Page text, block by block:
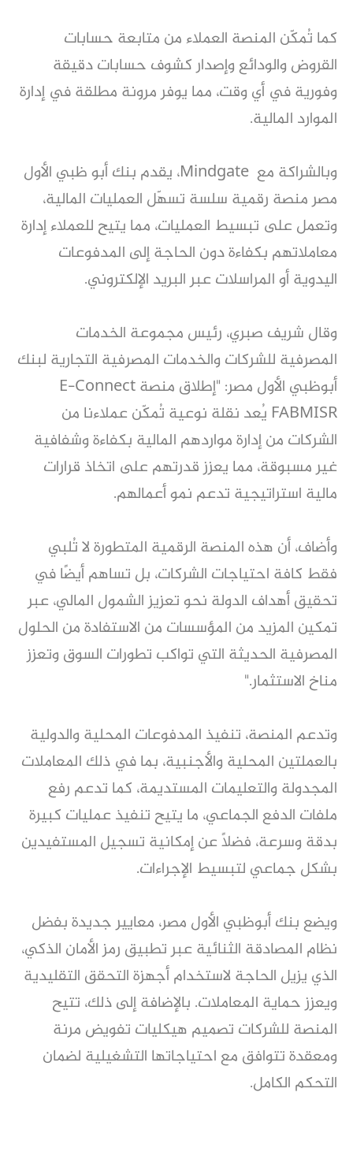
كما تُمكّن المنصة العملاء من متابعة حسابات
القروض والودائع وإصدار كشوف حسابات دقيقة
وفورية في أي وقت، مما يوفر مرونة مطلقة في إدارة
الموارد المالية.
وبالشراكة مع Mindgate، يقدم بنك أبو ظبي الأول
مصر منصة رقمية سلسة تسهّل العمليات المالية،
وتعمل على تبسيط العمليات، مما يتيح للعملاء إدارة
معاملاتهم بكفاءة دون الحاجة إلى المدفوعات
اليدوية أو المراسلات عبر البريد الإلكتروني.
وقال شريف صبري، رئيس مجموعة الخدمات
المصرفية للشركات والخدمات المصرفية التجارية لبنك
أبوظبي الأول مصر: "إطلاق منصة E-Connect
FABMISR يُعد نقلة نوعية تُمكّن عملاءنا من
الشركات من إدارة مواردهم المالية بكفاءة وشفافية
غير مسبوقة، مما يعزز قدرتهم على اتخاذ قرارات
مالية استراتيجية تدعم نمو أعمالهم.
وأضاف، أن هذه المنصة الرقمية المتطورة لا تُلبي
فقط كافة احتياجات الشركات، بل تساهم أيضًا في
تحقيق أهداف الدولة نحو تعزيز الشمول المالي، عبر
تمكين المزيد من المؤسسات من الاستفادة من الحلول
المصرفية الحديثة التي تواكب تطورات السوق وتعزز
مناخ الاستثمار."
وتدعم المنصة، تنفيذ المدفوعات المحلية والدولية
بالعملتين المحلية والأجنبية، بما في ذلك المعاملات
المجدولة والتعليمات المستديمة، كما تدعم رفع
ملفات الدفع الجماعي، ما يتيح تنفيذ عمليات كبيرة
بدقة وسرعة، فضلاً عن إمكانية تسجيل المستفيدين
بشكل جماعي لتبسيط الإجراءات.
ويضع بنك أبوظبي الأول مصر، معايير جديدة بفضل
نظام المصادقة الثنائية عبر تطبيق رمز الأمان الذكي،
الذي يزيل الحاجة لاستخدام أجهزة التحقق التقليدية
ويعزز حماية المعاملات. بالإضافة إلى ذلك، تتيح
المنصة للشركات تصميم هيكليات تفويض مرنة
ومعقدة تتوافق مع احتياجاتها التشغيلية لضمان
التحكم الكامل.